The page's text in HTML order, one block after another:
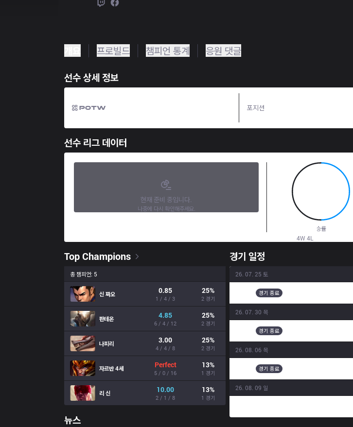
프로빌드 챔피언 통계 응원 댓글
선수 상세 정보
포지션
선수 리그 데이터
현재 준비 중입니다.
나중에 다시 확인해주세요.
%
4W4L
승률
Top Champions
총 챔피언: 5
신 짜오 0.85
1 / 4 / 3
25%
2 경기
판테온 4.85
6 / 4 / 12
25%
2 경기
나피리 3.00
4 / 4 / 8
25%
2 경기
자르반 4세 Perfect
5 / 0 / 16
13%
1 경기
리 신 10.00
2 / 1 / 8
13%
1 경기
뉴스
경기 일정
26. 07. 25 토
경기 종료
26. 07. 30 목
경기 종료
26. 08. 06 목
경기 종료
26. 08. 09 일